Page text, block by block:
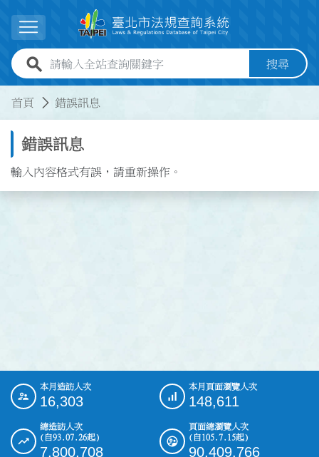
展開選單
全站查詢關鍵字欄位 搜尋
首頁 錯誤訊息
錯誤訊息
輸入內容格式有誤，請重新操作。
::: 本月造訪人次
16,303
本月頁面瀏覽人次
148,611
總造訪人次
(自93.07.26起)
7,800,708
頁面總瀏覽人次
(自105.7.15起)
90,409,766